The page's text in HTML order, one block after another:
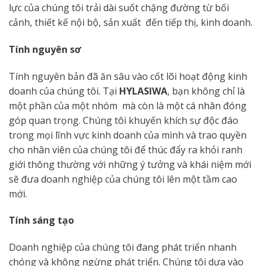
lực của chúng tôi trải dài suốt chặng đường từ bối
cảnh, thiết kế nội bộ, sản xuất đến tiếp thị, kinh doanh.
Tính nguyên sơ
Tính nguyên bản đã ăn sâu vào cốt lõi hoạt động kinh
doanh của chúng tôi. Tại HYLASIWA, bạn không chỉ là
một phần của một nhóm mà còn là một cá nhân đóng
góp quan trọng. Chúng tôi khuyến khích sự độc đáo
trong mọi lĩnh vực kinh doanh của mình và trao quyền
cho nhân viên của chúng tôi để thúc đẩy ra khỏi ranh
giới thông thường với những ý tưởng và khái niệm mới
sẽ đưa doanh nghiệp của chúng tôi lên một tầm cao
mới.
Tính sáng tạo
Doanh nghiệp của chúng tôi đang phát triển nhanh
chóng và không ngừng phát triển. Chúng tôi dựa vào